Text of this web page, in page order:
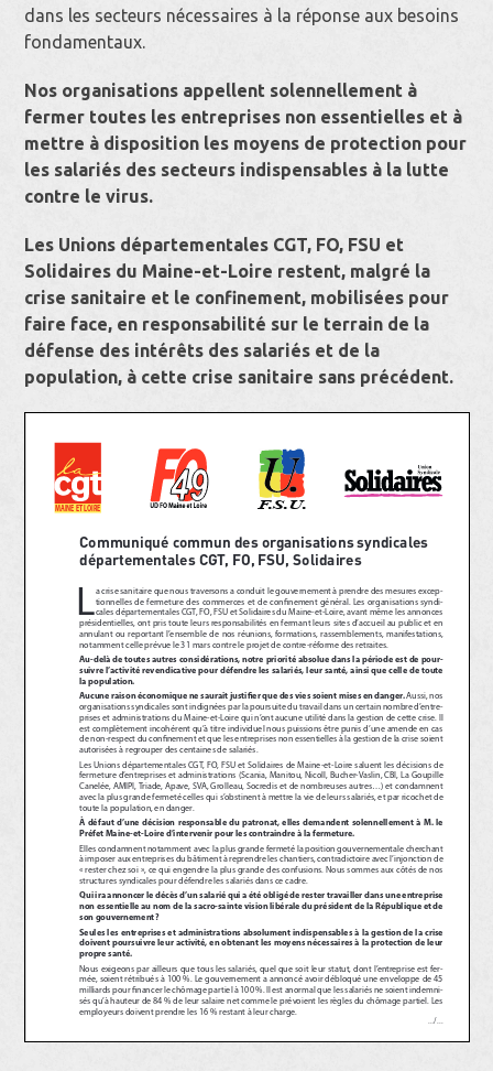
dans les secteurs nécessaires à la réponse aux besoins
fondamentaux.
Nos organisations appellent solennellement à
fermer toutes les entreprises non essentielles et à
mettre à disposition les moyens de protection pour
les salariés des secteurs indispensables à la lutte
contre le virus.
Les Unions départementales CGT, FO, FSU et
Solidaires du Maine-et-Loire restent, malgré la
crise sanitaire et le confinement, mobilisées pour
faire face, en responsabilité sur le terrain de la
défense des intérêts des salariés et de la
population, à cette crise sanitaire sans précédent.